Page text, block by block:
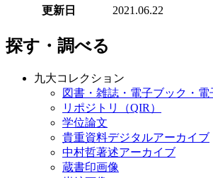
更新日
2021.06.22
探す・調べる
九大コレクション
図書・雑誌・電子ブック・
リポジトリ（QIR）
学位論文
貴重資料デジタルアーカイブ
中村哲著述アーカイブ
蔵書印画像